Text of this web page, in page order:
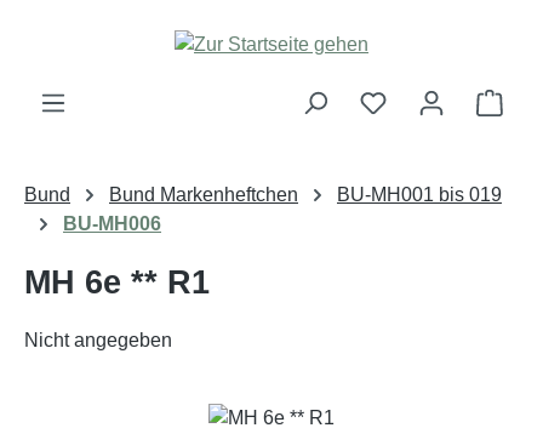
Zum Hauptinhalt springen
Bund Bund Markenheftchen
BU-MH001 bis 019
BU-MH006
MH 6e ** R1
Nicht angegeben
Bildergalerie überspringen